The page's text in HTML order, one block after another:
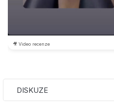
🎥 Video recenze
DISKUZE